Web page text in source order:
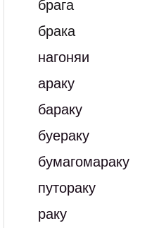
брака
нагоняи
араку
бараку
буераку
бумагомараку
путораку
раку